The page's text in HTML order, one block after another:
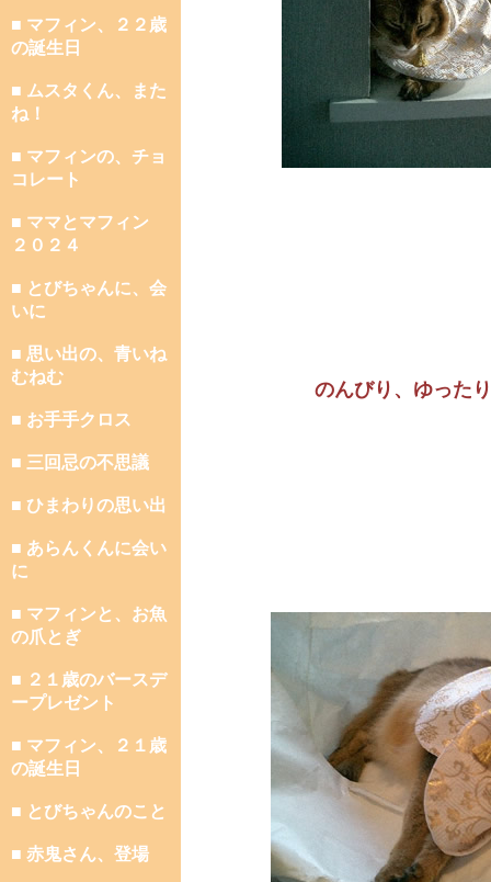
■ マフィン、２２歳
の誕生日
■ ムスタくん、また
ね！
■ マフィンの、チョ
コレート
■ ママとマフィン
２０２４
■ とびちゃんに、会
いに
■ 思い出の、青いね
むねむ
■ お手手クロス
■ 三回忌の不思議
■ ひまわりの思い出
■ あらんくんに会い
に
■ マフィンと、お魚
の爪とぎ
■ ２１歳のバースデ
ープレゼント
■ マフィン、２１歳
の誕生日
■ とびちゃんのこと
■ 赤鬼さん、登場
のんびり、ゆった